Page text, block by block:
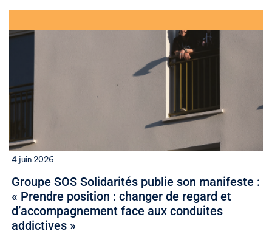
4 juin 2026
Groupe SOS Solidarités publie son manifeste :
« Prendre position : changer de regard et
d’accompagnement face aux conduites
addictives »